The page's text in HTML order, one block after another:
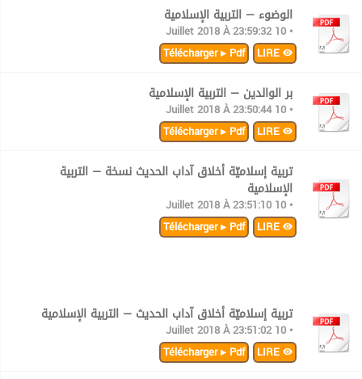
الوضوء — التربية الإسلامية
• 10 Juillet 2018 À 23:59:32
Télécharger ▸ Pdf
بر الوالدين — التربية الإسلامية
• 10 Juillet 2018 À 23:50:44
Télécharger ▸ Pdf
تربية إسلاميّة أخلاق آداب الحديث نسخة — التربية
الإسلامية
• 10 Juillet 2018 À 23:51:10
Télécharger ▸ Pdf
تربية إسلاميّة أخلاق آداب الحديث — التربية الإسلامية
• 10 Juillet 2018 À 23:51:02
Télécharger ▸ Pdf